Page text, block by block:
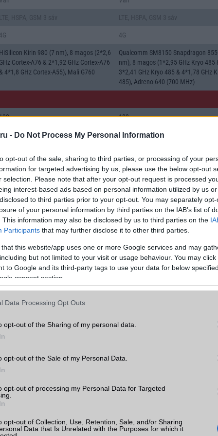
- Do Not Process My Personal Information
opt-out of the sale, sharing to third parties, or processing of your
for targeted advertising by us, please use the below opt-out
selection. Please note that after your opt-out request is processed
interest-based ads based on personal information utilized by us
to third parties prior to your opt-out. You may separately
of your personal information by third parties on the IAB’s list of
This information may also be disclosed by us to third parties on the
Participants that may further disclose it to other third parties.
that this website/app uses one or more Google services and may
but not limited to your visit or usage behaviour. You may
to Google and its third-party tags to use your data for below
consent section.
Data Processing Opt Outs
opt-out of the Sharing of my personal data.
opt-out of the Sale of my Personal Data.
opt-out of processing my Personal Data for Targeted
opt-out of Collection, Use, Retention, Sale, and/or Sharing
Data that Is Unrelated with the Purposes for which it
4G 4G
HiSilicon Kirin 980 (7 nm), 8 magos (2*2,6
GHz Cortex-A76 & 2*1,92 GHz Cortex-A76
& 4*1,8 GHz Cortex-A55), Mali G760
Qualcomm SM8150 Snapdragon
nm), 8 magos (1*2,95 GHz Kryo 485
3*2,41 GHz Kryo 485 & 4*1,78 GHz
485), Adreno 640 (700 MHz)
183
168*74*8 (becsukva 88*74*18)
1080*2636
6.47 6.7
foldable Dynamic AmOled
(24 bit) 16m (24 bit)
szolgáltatás alap szolgáltatás
MIDI
zajelnyomás külön mikrofonnal! Zene lejátszó
Nincs Nincs